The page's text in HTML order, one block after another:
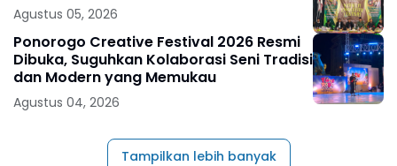
Agustus 05, 2026
Ponorogo Creative Festival 2026 Resmi
Dibuka, Suguhkan Kolaborasi Seni Tradisi
dan Modern yang Memukau
Agustus 04, 2026
Tampilkan lebih banyak